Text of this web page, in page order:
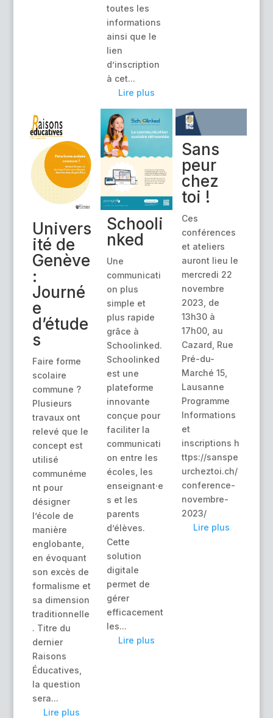
toutes les
informations
ainsi que le
lien
d’inscription
à cet...
Lire plus
Univers
ité de
Genève
:
Journé
e
d’étude
s
Faire forme
scolaire
commune ?
Plusieurs
travaux ont
relevé que le
concept est
utilisé
communéme
nt pour
désigner
l’école de
manière
englobante,
en évoquant
son excès de
formalisme et
sa dimension
traditionnelle
. Titre du
dernier
Raisons
Éducatives,
la question
sera...
Lire plus
Schooli
nked
Une
communicati
on plus
simple et
plus rapide
grâce à
Schoolinked.
Schoolinked
est une
plateforme
innovante
conçue pour
faciliter la
communicati
on entre les
écoles, les
enseignant·e
s et les
parents
d’élèves.
Cette
solution
digitale
permet de
gérer
efficacement
les...
Lire plus
Sans
peur
chez
toi !
Ces
conférences
et ateliers
auront lieu le
mercredi 22
novembre
2023, de
13h30 à
17h00, au
Cazard, Rue
Pré-du-
Marché 15,
Lausanne
Programme
Informations
et
inscriptions h
ttps://sanspe
urcheztoi.ch/
conference-
novembre-
2023/
Lire plus